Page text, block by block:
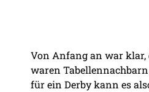
Von Anfang an war klar,
waren
für ein Derby kann es